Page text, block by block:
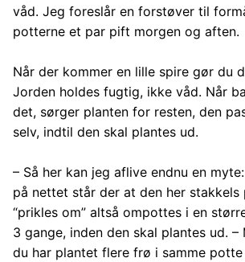
våd. Jeg foreslår en forstøver til
potterne et par pift morgen og aften.
Når der kommer en lille spire gør du
Jorden holdes fugtig, ikke våd. Når
det, sørger planten for resten, den
selv, indtil den skal plantes ud.
– Så her kan jeg aflive endnu en
på nettet står der at den her stakkels
“prikles om” altså ompottes i en
3 gange, inden den skal plantes ud. –
du har plantet flere frø i samme